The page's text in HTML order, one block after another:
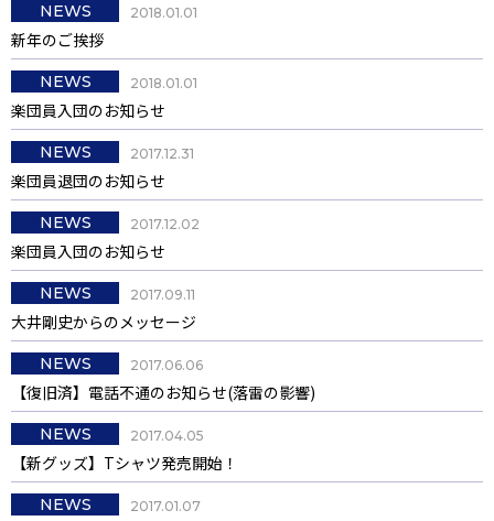
2018.01.01
NEWS
新年のご挨拶
2018.01.01
NEWS
楽団員入団のお知らせ
2017.12.31
NEWS
楽団員退団のお知らせ
2017.12.02
NEWS
楽団員入団のお知らせ
2017.09.11
NEWS
大井剛史からのメッセージ
2017.06.06
NEWS
【復旧済】電話不通のお知らせ(落雷の影響)
2017.04.05
NEWS
【新グッズ】Tシャツ発売開始！
2017.01.07
NEWS